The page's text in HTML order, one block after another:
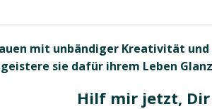
mit unbändiger Kreativität
sie dafür ihrem Leben
Hilf mir jetzt,